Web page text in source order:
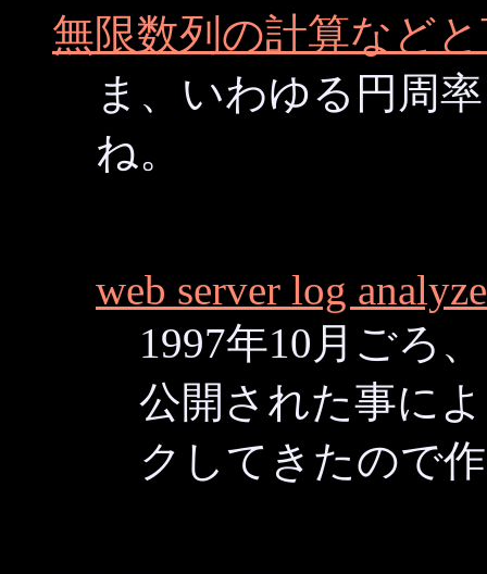
無限数列の計算など
ま、いわゆる円周
ね。
web server log
1997年10月ごろ
公開された事に
クしてきたので